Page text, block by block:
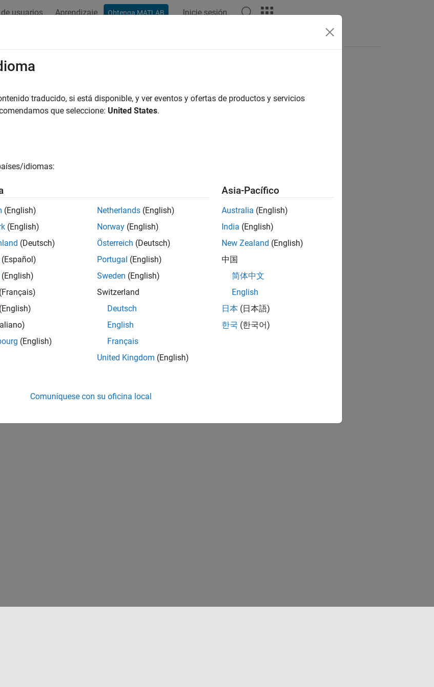
usuarios Aprendizaje Obtenga MATLAB Inicie sesión
How useful was this information?
traducido, si está disponible, y ver eventos y ofertas de productos y servicios
que seleccione: United States.
idiomas:
(English)
(English)
(Deutsch)
(Español)
(English)
(Français)
(English)
(English)
Netherlands (English)
Norway (English)
Österreich (Deutsch)
Portugal (English)
Sweden (English)
Switzerland
Deutsch
English
Français
United Kingdom (English)
Asia-Pacífico
Australia (English)
India (English)
New Zealand (English)
中国
简体中文
English
日本 (日本語)
한국 (한국어)
Comuníquese con su oficina local